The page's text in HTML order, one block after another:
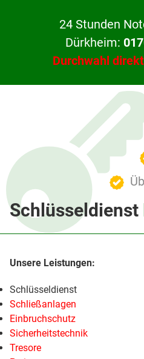
24 Stunden
Dürkheim:
Durchwahl
Schlüsseldienst
Schlüsseldienst
Schließanlagen
Einbruchschutz
Sicherheitstechnik
Tresore